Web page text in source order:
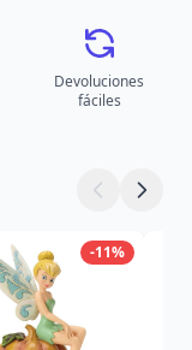
Devoluciones
fáciles
-11%